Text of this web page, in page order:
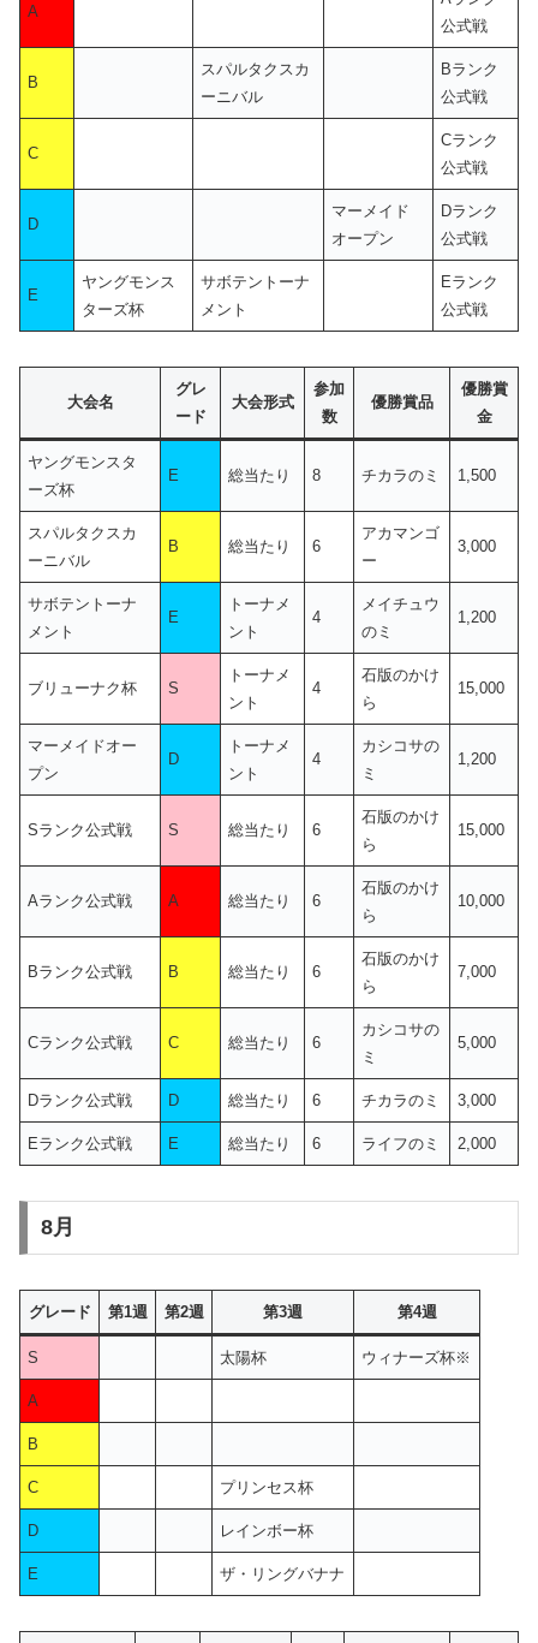
A
公式戦
B
スパルタクスカ
ーニバル
Bランク
公式戦
C
Cランク
公式戦
D
マーメイド
オープン
Dランク
公式戦
E
ヤングモンス
ターズ杯
サボテントーナ
メント
Eランク
公式戦
大会名
グレ
ード
大会形式
参加
数
優勝賞品
優勝賞
金
ヤングモンスタ
ーズ杯
E 総当たり 8 チカラのミ 1,500
スパルタクスカ
ーニバル
B 総当たり 6
アカマンゴ
ー
3,000
サボテントーナ
メント
E
トーナメ
ント
4
メイチュウ
のミ
1,200
ブリューナク杯 S
トーナメ
ント
4
石版のかけ
ら
15,000
マーメイドオー
プン
D
トーナメ
ント
4
カシコサの
ミ
1,200
Sランク公式戦 S 総当たり 6
石版のかけ
ら
15,000
Aランク公式戦 A 総当たり 6
石版のかけ
ら
10,000
Bランク公式戦 B 総当たり 6
石版のかけ
ら
7,000
Cランク公式戦 C 総当たり 6
カシコサの
ミ
5,000
Dランク公式戦 D 総当たり 6 チカラのミ 3,000
Eランク公式戦 E 総当たり 6 ライフのミ 2,000
8月
グレード 第1週 第2週 第3週 第4週
S 太陽杯 ウィナーズ杯※
A
B
C プリンセス杯
D レインボー杯
E ザ・リングバナナ